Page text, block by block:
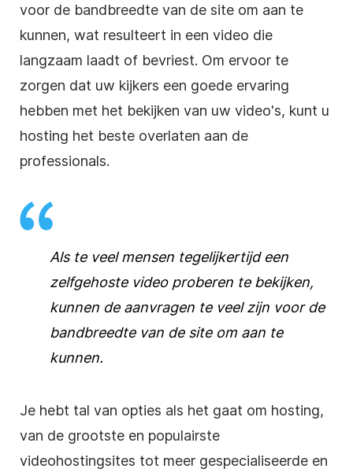
voor de bandbreedte van de site om aan te
kunnen, wat resulteert in een video die
langzaam laadt of bevriest. Om ervoor te
zorgen dat uw kijkers een goede ervaring
hebben met het bekijken van uw video's, kunt u
hosting het beste overlaten aan de
professionals.
Als te veel mensen tegelijkertijd een
zelfgehoste videoproberen te bekijken,
kunnen de aanvragen te veel zijn voor de
bandbreedte van de site om aan te
kunnen.
Je hebt tal van opties als het gaat om hosting,
van de grootste en populairste
videohostingsites tot meer gespecialiseerde en